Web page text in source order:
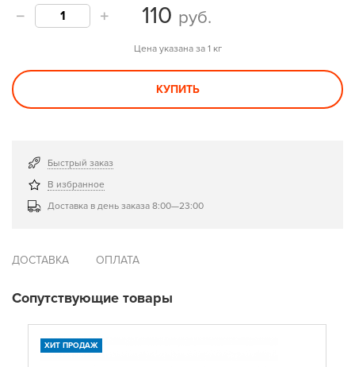
110 руб.
Цена указана за 1 кг
КУПИТЬ
Быстрый заказ
В избранное
Доставка в день заказа 8:00—23:00
ДОСТАВКА ОПЛАТА
Сопутствующие товары
ХИТ ПРОДАЖ